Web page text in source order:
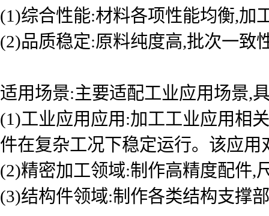
(1)综合性能:材料各项性能均衡,加
(2)品质稳定:原料纯度高,批次一致
适用场景:主要适配工业应用场景,
(1)工业应用应用:加工工业应用相
件在复杂工况下稳定运行。该应
(2)精密加工领域:制作高精度配件,
(3)结构件领域:制作各类结构支撑